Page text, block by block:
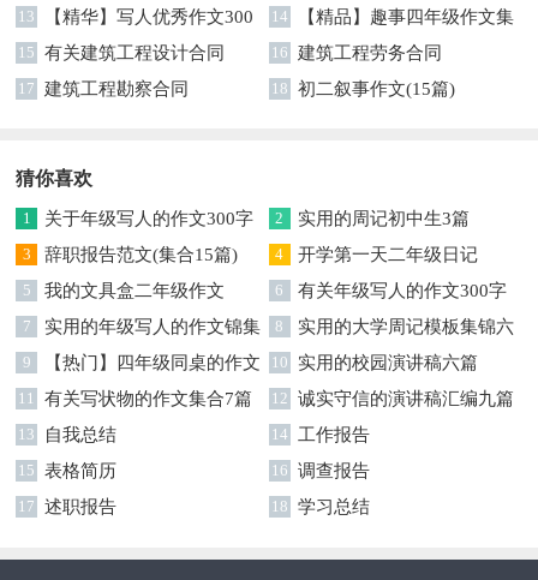
13
【精华】写人优秀作文300
字集锦五篇
14
【精品】趣事四年级作文集
合九篇
15 有关建筑工程设计合同 16 建筑工程劳务合同
17 建筑工程勘察合同 18 初二叙事作文(15篇)
猜你喜欢
1
关于年级写人的作文300字
集锦七篇
2 实用的周记初中生3篇
3 辞职报告范文(集合15篇) 4 开学第一天二年级日记
5 我的文具盒二年级作文 6
有关年级写人的作文300字
集合六篇
7
实用的年级写人的作文锦集
9篇
8
实用的大学周记模板集锦六
篇
9
【热门】四年级同桌的作文
3篇
10 实用的校园演讲稿六篇
11 有关写状物的作文集合7篇 12 诚实守信的演讲稿汇编九篇
13 自我总结 14 工作报告
15 表格简历 16 调查报告
17 述职报告 18 学习总结